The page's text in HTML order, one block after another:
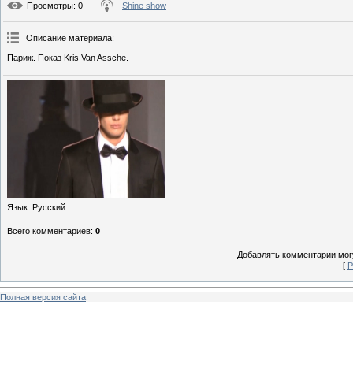
Просмотры: 0 Shine show
Описание материала:
Париж. Показ Kris Van Assche.
Язык: Русский
Всего комментариев: 0
Добавлять комментарии
[
Полная версия сайта